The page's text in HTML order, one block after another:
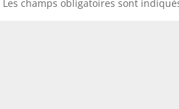
Les champs obligatoires sont